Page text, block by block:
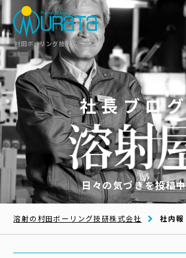
村田ボーリング技研株式会社
社長ブロ
日々の気づきを投稿中
溶射の村田ボーリング技研株式会社 社内報